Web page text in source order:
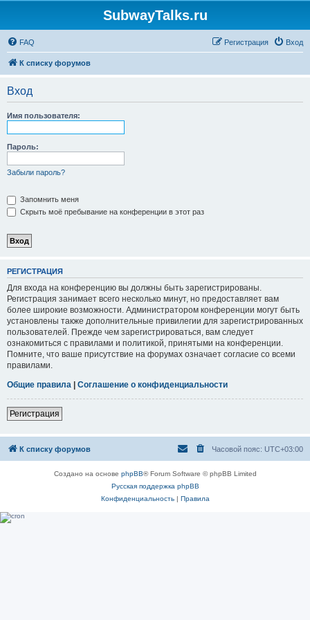
SubwayTalks.ru
FAQ Вход
Регистрация
К списку форумов
Вход
Имя пользователя:
Пароль:
Забыли пароль?
Запомнить меня
Скрыть моё пребывание на конференции в этот раз
РЕГИСТРАЦИЯ
Для входа на конференцию вы должны быть зарегистрированы.
Регистрация занимает всего несколько минут, но предоставляет вам
более широкие возможности. Администратором конференции могут быть
установлены также дополнительные привилегии для зарегистрированных
пользователей. Прежде чем зарегистрироваться, вам следует
ознакомиться с правилами и политикой, принятыми на конференции.
Помните, что ваше присутствие на форумах означает согласие со всеми
правилами.
Общие правила | Соглашение о конфиденциальности
Регистрация
К списку форумов Часовой пояс: UTC+03:00
Создано на основе phpBB® Forum Software © phpBB Limited
Русская поддержка phpBB
Конфиденциальность| Правила